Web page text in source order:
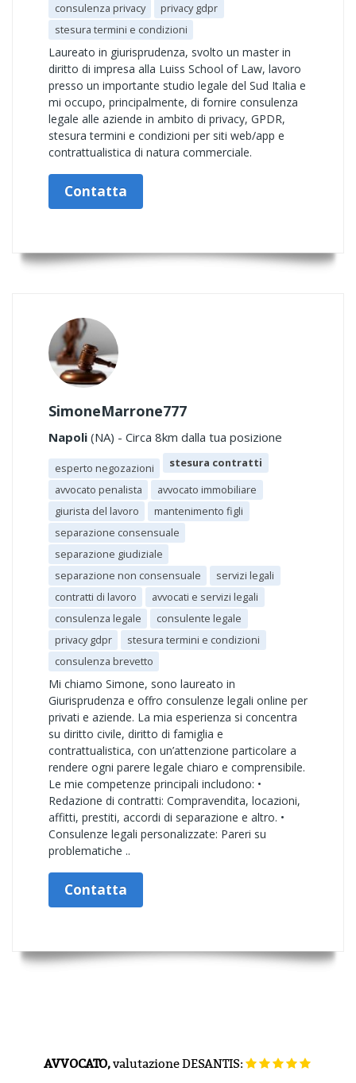
consulenza privacy
privacy gdpr
stesura termini e condizioni
Laureato in giurisprudenza, svolto un master in
diritto di impresa alla Luiss School of Law, lavoro
presso un importante studio legale del Sud Italia e
mi occupo, principalmente, di fornire consulenza
legale alle aziende in ambito di privacy, GPDR,
stesura termini e condizioni per siti web/app e
contrattualistica di natura commerciale.
Contatta
SimoneMarrone777
Napoli (NA) - Circa 8km dalla tua posizione
esperto negozazioni
stesura contratti
avvocato penalista
avvocato immobiliare
giurista del lavoro
mantenimento figli
separazione consensuale
separazione giudiziale
separazione non consensuale
servizi legali
contratti di lavoro
avvocati e servizi legali
consulenza legale
consulente legale
privacy gdpr
stesura termini e condizioni
consulenza brevetto
Mi chiamo Simone, sono laureato in
Giurisprudenza e offro consulenze legali online per
privati e aziende. La mia esperienza si concentra
su diritto civile, diritto di famiglia e
contrattualistica, con un’attenzione particolare a
rendere ogni parere legale chiaro e comprensibile.
Le mie competenze principali includono: •
Redazione di contratti: Compravendita, locazioni,
affitti, prestiti, accordi di separazione e altro. •
Consulenze legali personalizzate: Pareri su
problematiche ..
Contatta
AVVOCATO,valutazioneDESANTIS: